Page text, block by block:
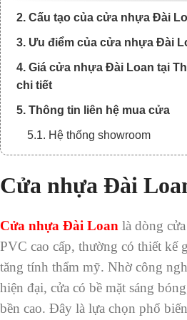
2. Cấu tạo của cửa nhựa Đài
3. Ưu điểm của cửa nhựa Đài
4. Giá cửa nhựa Đài Loan tại
chi tiết
5. Thông tin liên hệ mua cửa
5.1. Hệ thống showroom
Cửa nhựa Đài
Cửa nhựa Đài Loan là dòng
PVC cao cấp, thường có thiết kế
tăng tính thẩm mỹ. Nhờ công
hiện đại, cửa có bề mặt sáng
bền cao. Đây là lựa chọn phổ